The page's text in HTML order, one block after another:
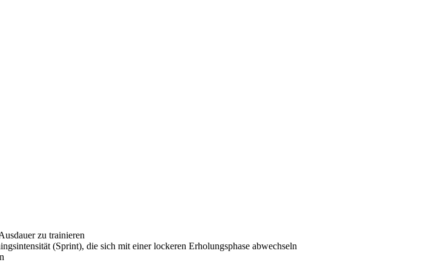
zu trainieren
(Sprint), die sich mit einer lockeren Erholungsphase abwechseln